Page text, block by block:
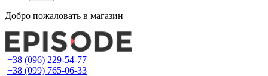
Добро пожаловать в магазин
+38 (096) 229-54-77
+38 (099) 765-06-33